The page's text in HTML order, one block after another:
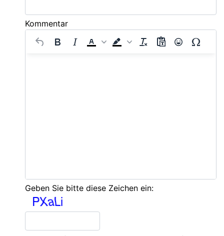
Kommentar
Geben Sie bitte diese Zeichen ein: